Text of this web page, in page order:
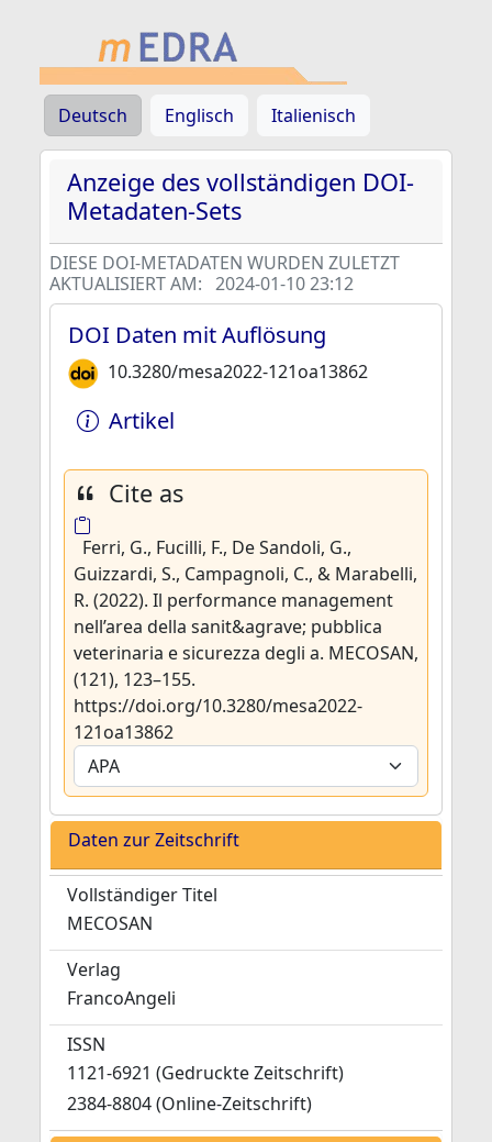
Deutsch Englisch Italienisch
Anzeige des vollständigen DOI-
Metadaten-Sets
DIESE DOI-METADATEN WURDEN ZULETZT
AKTUALISIERT AM: 2024-01-10 23:12
DOI Daten mit Auflösung
10.3280/mesa2022-121oa13862
Artikel
Cite as
Ferri, G., Fucilli, F., De Sandoli, G.,
Guizzardi, S., Campagnoli, C., & Marabelli,
R. (2022). Il performance management
nell’area della sanit&agrave; pubblica
veterinaria e sicurezza degli a. MECOSAN,
(121), 123–155.
https://doi.org/10.3280/mesa2022-
121oa13862
Daten zur Zeitschrift
Vollständiger Titel
MECOSAN
Verlag
FrancoAngeli
ISSN
1121-6921 (Gedruckte Zeitschrift)
2384-8804 (Online-Zeitschrift)